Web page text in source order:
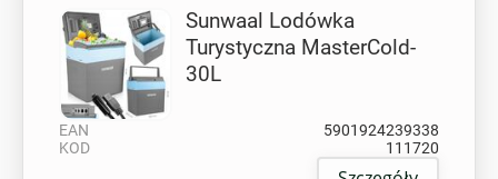
Sunwaal Lodówka
Turystyczna MasterCold-
30L
EAN
5901924239338
KOD
111720